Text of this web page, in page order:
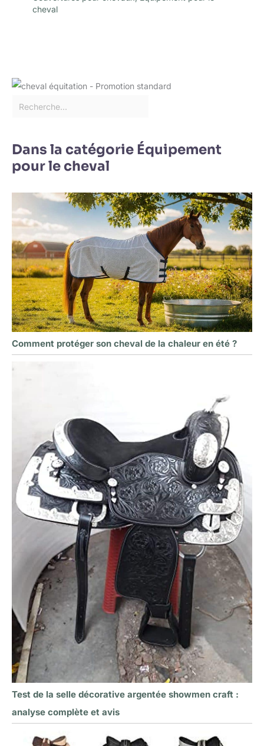
cheval
Dans la catégorie Équipement
pour le cheval
Comment protéger son cheval de la chaleur en été ?
Test de la selle décorative argentée showmen craft :
analyse complète et avis